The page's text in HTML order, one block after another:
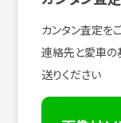
カンタン査定を
連絡先と愛車の
送りください